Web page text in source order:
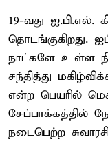
19-வது ஐ.பி.எல்.
தொடங்குகிறது.
நாட்களே உள்ள
சந்தித்து
என்ற பெயரில்
சேப்பாக்கத்தில்
நடைபெற்ற